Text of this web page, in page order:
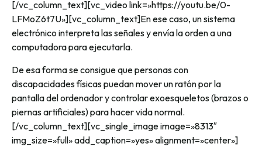
[/vc_column_text][vc_video link=»https://youtu.be/0-
LFMoZ6t7U»][vc_column_text]En ese caso, un sistema
electrónico interpreta las señales y envía la orden a una
computadora para ejecutarla.
De esa forma se consigue que personas con
discapacidades físicas puedan mover un ratón por la
pantalla del ordenador y controlar exoesqueletos (brazos o
piernas artificiales) para hacer vida normal.
[/vc_column_text][vc_single_image image=»8313″
img_size=»full» add_caption=»yes» alignment=»center»]